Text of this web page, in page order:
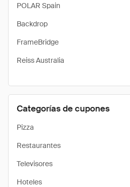
POLAR Spain
Backdrop
FrameBridge
Reiss Australia
Categorías de cupones
Pizza
Restaurantes
Televisores
Hoteles